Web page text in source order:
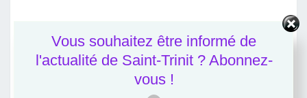
Vous souhaitez être informé de
l'actualité de Saint-Trinit ? Abonnez-
vous !